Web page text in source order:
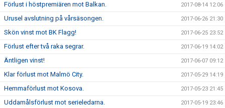
Förlust i höstpremiären mot Balkan. 2017-08-14 12:06
Urusel avslutning på vårsäsongen. 2017-06-26 21:30
Skön vinst mot BK Flagg! 2017-06-25 23:52
Förlust efter två raka segrar. 2017-06-19 14:02
Äntligen vinst! 2017-06-07 09:12
Klar förlust mot Malmö City. 2017-05-29 14:19
Hemmaförlust mot Kosova. 2017-05-23 21:45
Uddamålsförlust mot serieledarna. 2017-05-19 23:46